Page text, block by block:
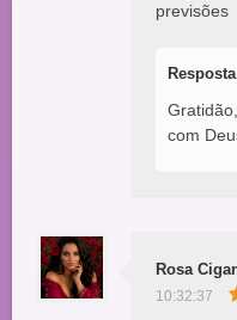
previsões
com
Rosa
10:32:37